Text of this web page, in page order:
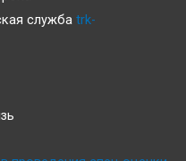
служба trk-